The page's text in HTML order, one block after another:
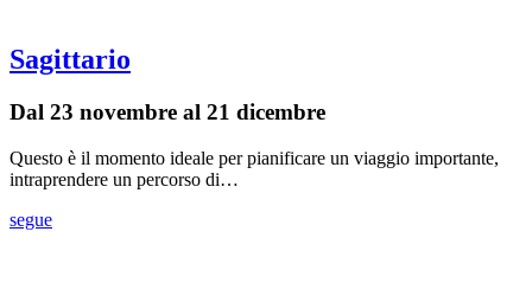
Sagittario
Dal 23 novembre al 21 dicembre
Questo è il momento ideale per pianificare un viaggio importante,
intraprendere un percorso di…
segue